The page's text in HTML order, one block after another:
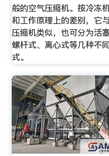
般的空气压缩机。按冷冻
和工作原理上的差别，它
压缩机类似，也可分为活塞
螺杆式、离心式等几种不
式。